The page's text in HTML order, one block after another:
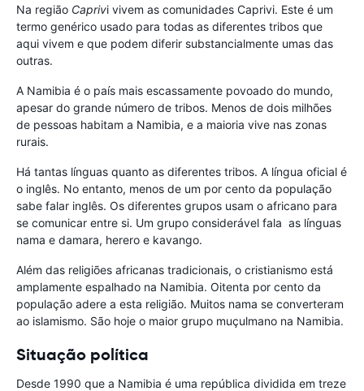
Na região Caprivi vivem as comunidades Caprivi. Este é um
termo genérico usado para todas as diferentes tribos que
aqui vivem e que podem diferir substancialmente umas das
outras.
A Namibia é o país mais escassamente povoado do mundo,
apesar do grande número de tribos. Menos de dois milhões
de pessoas habitam a Namibia, e a maioria vive nas zonas
rurais.
Há tantas línguas quanto as diferentes tribos. A língua oficial é
o inglês. No entanto, menos de um por cento da população
sabe falar inglês. Os diferentes grupos usam o africano para
se comunicar entre si. Um grupo considerável fala as línguas
nama e damara, herero e kavango.
Além das religiões africanas tradicionais, o cristianismo está
amplamente espalhado na Namibia. Oitenta por cento da
população adere a esta religião. Muitos nama se converteram
ao islamismo. São hoje o maior grupo muçulmano na Namibia.
Situação política
Desde 1990 que a Namibia é uma república dividida em treze